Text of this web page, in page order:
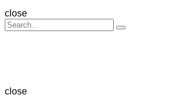
Search
close
Search
for:
Search
close